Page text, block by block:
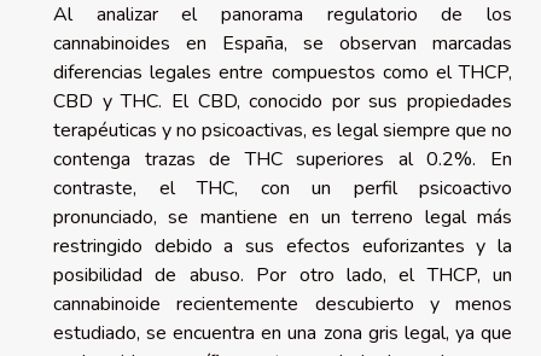
Al analizar el panorama regulatorio de los
cannabinoides en España, se observan marcadas
diferencias legales entre compuestos como el THCP,
CBD y THC. El CBD, conocido por sus propiedades
terapéuticas y no psicoactivas, es legal siempre que no
contenga trazas de THC superiores al 0.2%. En
contraste, el THC, con un perfil psicoactivo
pronunciado, se mantiene en un terreno legal más
restringido debido a sus efectos euforizantes y la
posibilidad de abuso. Por otro lado, el THCP, un
cannabinoide recientemente descubierto y menos
estudiado, se encuentra en una zona gris legal, ya que